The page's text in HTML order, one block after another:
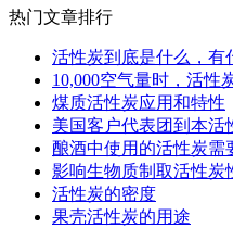
热门文章排行
活性炭到底是什么，有
10,000空气量时，活性
煤质活性炭应用和特性
美国客户代表团到本活
酿酒中使用的活性炭需
影响生物质制取活性炭
活性炭的密度
果壳活性炭的用途